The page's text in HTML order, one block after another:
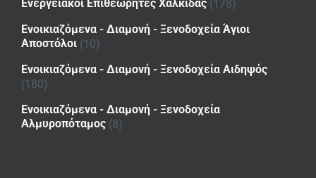
Ενεργειακοί Επιθεωρητές Χαλκίδας (178)
Ενοικιαζόμενα - Διαμονή - Ξενοδοχεία Άγιοι
Αποστόλοι (10)
Ενοικιαζόμενα - Διαμονή - Ξενοδοχεία Αιδηψός
(180)
Ενοικιαζόμενα - Διαμονή - Ξενοδοχεία
Αλμυροπόταμος (8)